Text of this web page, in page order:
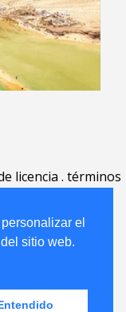
el
sitio web.
licencia . términos
Português